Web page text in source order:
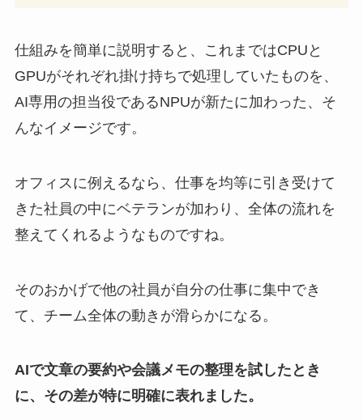
仕組みを簡単に説明すると、これまではCPUと
GPUがそれぞれ掛け持ちで処理していたものを、
AI専用の担当役であるNPUが新たに加わった、そ
んなイメージです。
オフィスに例えるなら、仕事を均等に引き受けて
きた社員の中にベテランが加わり、全体の流れを
整えてくれるようなものですね。
そのおかげで他の社員が自分の仕事に集中でき
て、チーム全体の動きが滑らかになる。
AIで文章の要約や会議メモの整理を試したとき
に、その差が特に明確に表れました。